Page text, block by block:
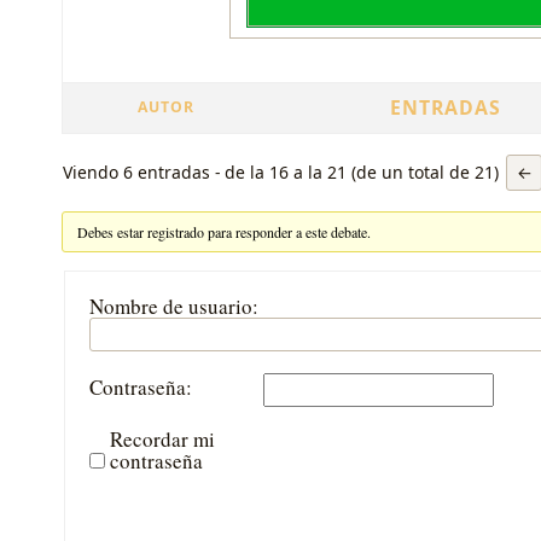
AUTOR ENTRADAS
Viendo 6 entradas - de la 16 a la 21 (de un total de 21) ←
Debes estar registrado para responder a este debate.
Nombre de usuario:
Contraseña:
Recordar mi
contraseña